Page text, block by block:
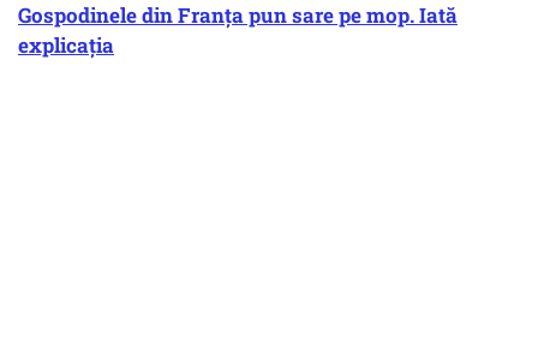
Gospodinele din Franța pun sare pe mop. Iată
explicația